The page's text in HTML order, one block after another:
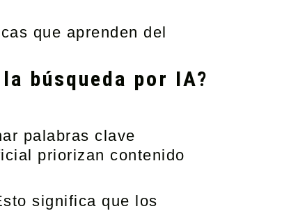
que aprenden del
búsqueda por IA?
palabras clave
priorizan contenido
significa que los